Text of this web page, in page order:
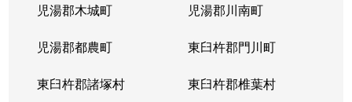
児湯郡木城町 児湯郡川南町
児湯郡都農町 東臼杵郡門川町
東臼杵郡諸塚村 東臼杵郡椎葉村